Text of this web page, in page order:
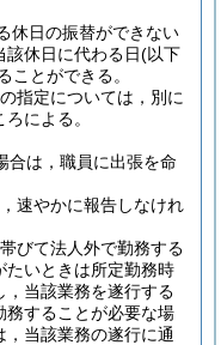
休日の振替ができない
休日に代わる日(以下
ことができる。
指定については，別に
による。
合は，職員に出張を命
速やかに報告しなけれ
びて法人外で勤務する
たいときは所定勤務時
，当該業務を遂行する
務することが必要な場
当該業務の遂行に通